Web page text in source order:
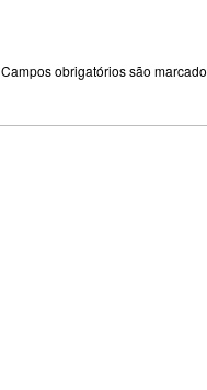
Campos obrigatórios são